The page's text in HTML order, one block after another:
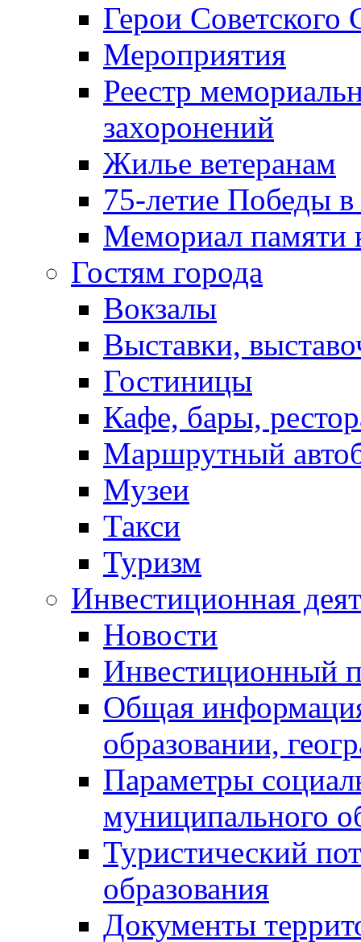
Герои Советского
Мероприятия
Реестр
захоронений
Жилье ветеранам
75-летие Победы
Мемориал памяти
Гостям города
Вокзалы
Выставки,
Гостиницы
Кафе, бары,
Маршрутный
Музеи
Такси
Туризм
Инвестиционная
Новости
Инвестиционный
Общая
образовании,
Параметры
муниципального
Туристический
образования
Документы